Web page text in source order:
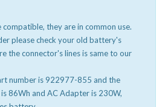
they are in common use.
please check your old battery's
the connector's lines is same to our
number is 922977-855 and the
86Wh and AC Adapter is 230W,